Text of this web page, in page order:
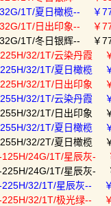
32G/1T/夏日橄榄-- ￥
32G/1T/日出印象-- ￥
32G/1T/冬日银辉-- ￥
225H/32/1T/云染丹霞
225H/32/1T/夏日橄榄
225H/32/1T/日出印象
255H/32/1T/云染丹霞
255H/32/1T/日出印象
255H/32/1T/夏日橄榄
255H/32/2T/夏日橄榄
125H/24G/1T/星辰灰-
225H/24G/1T/星辰灰-
225H/32/1T/星辰灰--
225H/32/1T/极光绿--